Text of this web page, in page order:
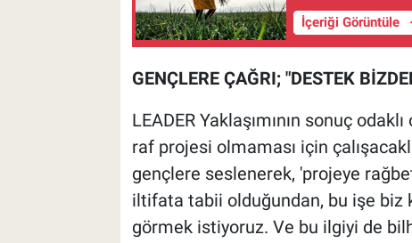
İçeriği Görüntüle
GENÇLERE ÇAĞRI; "DESTEK
LEADER Yaklaşımının sonuç
raf projesi olmaması için
gençlere seslenerek, 'projeye
iltifata tabii olduğundan, bu işe biz
görmek istiyoruz. Ve bu ilgiyi de